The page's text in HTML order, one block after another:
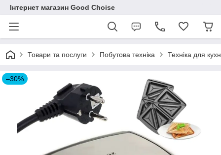
Інтернет магазин Good Choise
Товари та послуги Побутова техніка Техніка для
–30%